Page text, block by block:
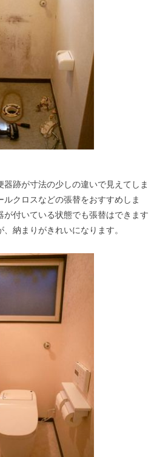
跡が寸法の少しの違いで見えてしま
クロスなどの張替をおすすめしま
付いている状態でも張替はできます
納まりがきれいになります。